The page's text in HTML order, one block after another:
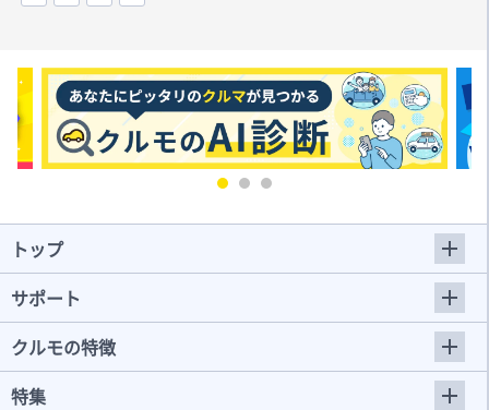
トップ
サポート
クルモの特徴
特集